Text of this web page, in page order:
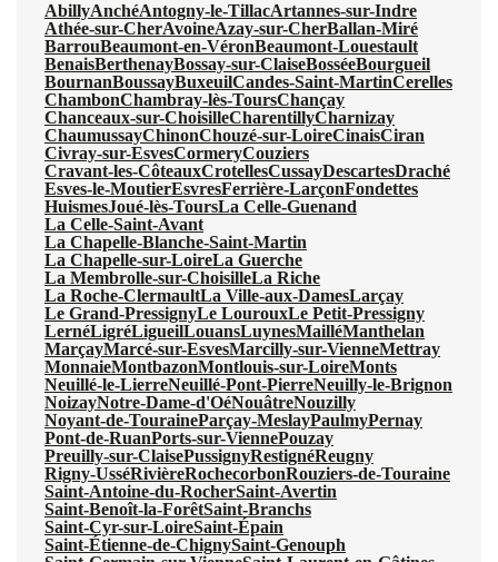
AbillyAnchéAntogny-le-TillacArtannes-sur-Indre
Athée-sur-CherAvoineAzay-sur-CherBallan-Miré
BarrouBeaumont-en-VéronBeaumont-Louestault
BenaisBerthenayBossay-sur-ClaiseBosséeBourgueil
BournanBoussayBuxeuilCandes-Saint-MartinCerelles
ChambonChambray-lès-ToursChançay
Chanceaux-sur-ChoisilleCharentillyCharnizay
ChaumussayChinonChouzé-sur-LoireCinaisCiran
Civray-sur-EsvesCormeryCouziers
Cravant-les-CôteauxCrotellesCussayDescartesDraché
Esves-le-MoutierEsvresFerrière-LarçonFondettes
HuismesJoué-lès-ToursLa Celle-Guenand
La Celle-Saint-Avant
La Chapelle-Blanche-Saint-Martin
La Chapelle-sur-LoireLa Guerche
La Membrolle-sur-ChoisilleLa Riche
La Roche-ClermaultLa Ville-aux-DamesLarçay
Le Grand-PressignyLe LourouxLe Petit-Pressigny
LernéLigréLigueilLouansLuynesMailléManthelan
MarçayMarcé-sur-EsvesMarcilly-sur-VienneMettray
MonnaieMontbazonMontlouis-sur-LoireMonts
Neuillé-le-LierreNeuillé-Pont-PierreNeuilly-le-Brignon
NoizayNotre-Dame-d'OéNouâtreNouzilly
Noyant-de-TouraineParçay-MeslayPaulmyPernay
Pont-de-RuanPorts-sur-ViennePouzay
Preuilly-sur-ClaisePussignyRestignéReugny
Rigny-UsséRivièreRochecorbonRouziers-de-Touraine
Saint-Antoine-du-RocherSaint-Avertin
Saint-Benoît-la-ForêtSaint-Branchs
Saint-Cyr-sur-LoireSaint-Épain
Saint-Étienne-de-ChignySaint-Genouph